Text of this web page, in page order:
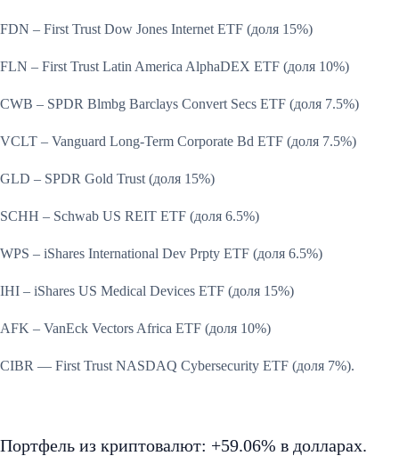
FDN – First Trust Dow Jones Internet ETF (доля 15%)
FLN – First Trust Latin America AlphaDEX ETF (доля 10%)
CWB – SPDR Blmbg Barclays Convert Secs ETF (доля 7.5%)
VCLT – Vanguard Long-Term Corporate Bd ETF (доля 7.5%)
GLD – SPDR Gold Trust (доля 15%)
SCHH – Schwab US REIT ETF (доля 6.5%)
WPS – iShares International Dev Prpty ETF (доля 6.5%)
IHI – iShares US Medical Devices ETF (доля 15%)
AFK – VanEck Vectors Africa ETF (доля 10%)
CIBR — First Trust NASDAQ Cybersecurity ETF (доля 7%).
Портфель из криптовалют: +59.06% в долларах.